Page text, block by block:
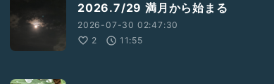
2026.7/29 満月から始まる
2026-07-30 02:47:30
2
11:55